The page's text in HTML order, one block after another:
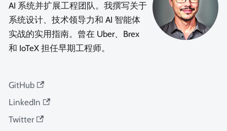
AI 系统并扩展工程团队。我撰写关于
系统设计、技术领导力和 AI 智能体
实战的实用指南。曾在 Uber、Brex
和 IoTeX 担任早期工程师。
GitHub
LinkedIn
Twitter